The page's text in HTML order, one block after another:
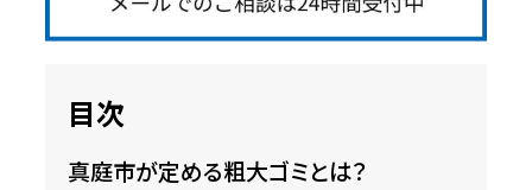
目次
真庭市が定める粗大ゴミとは？